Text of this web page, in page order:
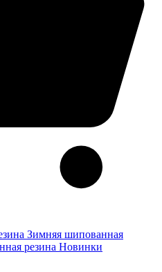
Зимняя шипованная
резина Новинки